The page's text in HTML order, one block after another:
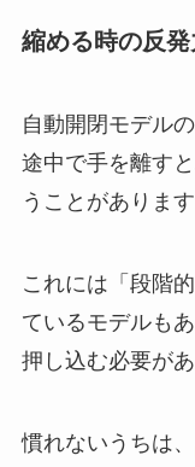
縮める時の反発
自動開閉モデル
途中で手を離す
うことがあります
これには「段階
ているモデルも
押し込む必要があ
慣れないうちは、